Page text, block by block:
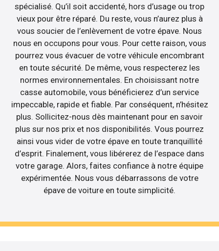
spécialisé. Qu’il soit accidenté, hors d’usage ou trop
vieux pour être réparé. Du reste, vous n’aurez plus à
vous soucier de l’enlèvement de votre épave. Nous
nous en occupons pour vous. Pour cette raison, vous
pourrez vous évacuer de votre véhicule encombrant
en toute sécurité. De même, vous respecterez les
normes environnementales. En choisissant notre
casse automobile, vous bénéficierez d’un service
impeccable, rapide et fiable. Par conséquent, n’hésitez
plus. Sollicitez-nous dès maintenant pour en savoir
plus sur nos prix et nos disponibilités. Vous pourrez
ainsi vous vider de votre épave en toute tranquillité
d’esprit. Finalement, vous libérerez de l’espace dans
votre garage. Alors, faites confiance à notre équipe
expérimentée. Nous vous débarrassons de votre
épave de voiture en toute simplicité.